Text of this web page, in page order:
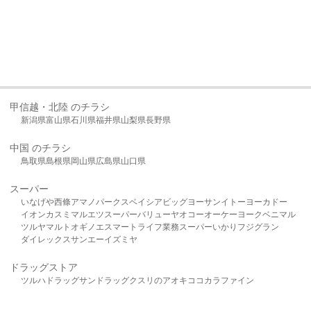
甲信越・北陸 のチラシ
新潟県富山県石川県福井県山梨県長野県
中国 のチラシ
鳥取県島根県岡山県広島県山口県
スーパー
いなげや西條アマノパークスベイシア ビッグヨーサンイトーヨーカドー
イオンカスミ マルエツスーパーバリューヤオコーオーケー ヨークベニマル
ツルヤマルト オギノ エスマート ライフ業務スーパーいかり フジグラン
ダイレックスサンエーイズミヤ
ドラッグストア
ツルハドラッグサンドラッグクスリのアオキ ココカラファイン